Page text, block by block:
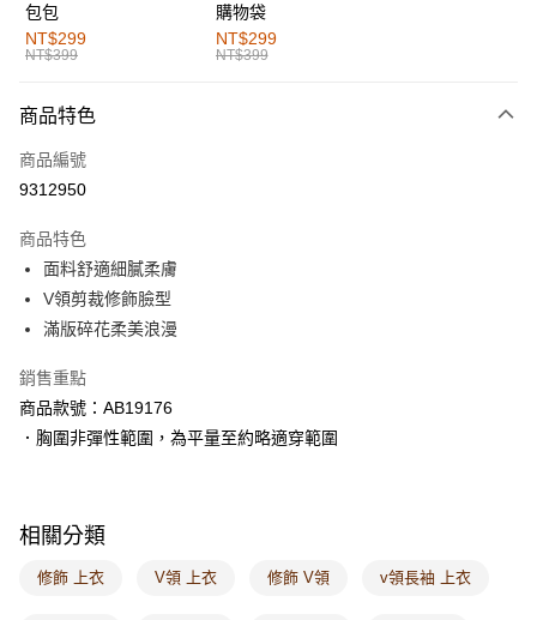
全家取貨付款
每筆NT$60，滿NT$1,000(含以上)免運費
付款後全家取貨
萊爾富取貨付款
付款後萊爾富取貨
每筆NT$60，滿NT$1,000(含以上)免運費
7-11取貨付款
每筆NT$60，滿NT$1,000(含以上)免運費
付款後7-11取貨
每筆NT$60，滿NT$1,000(含以上)免運費
每筆NT$120，滿NT$1,000(含以上)免運費
付款後門市自取
包包
NT$299
NT$399
購物袋
NT$299
NT$399
商品特色
商品編號
9312950
商品特色
面料舒適細膩柔膚
V領剪裁修飾臉型
滿版碎花柔美浪漫
銷售重點
商品款號：AB19176
．胸圍非彈性範圍，為平量至約略適穿範圍
相關分類
修飾 上衣 V領 上衣 修飾 V領 v領長袖 上衣